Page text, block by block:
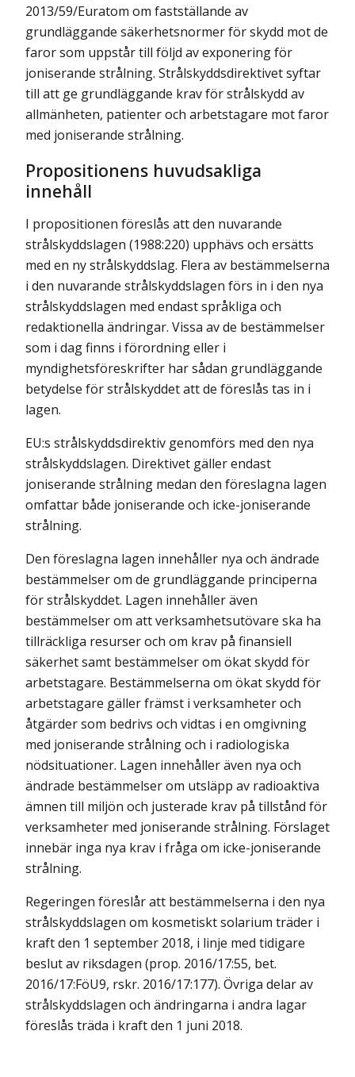
2013/59/Euratom om fastställande av
grundläggande säkerhetsnormer för skydd mot de
faror som uppstår till följd av exponering för
joniserande strålning. Strålskyddsdirektivet syftar
till att ge grundläggande krav för strålskydd av
allmänheten, patienter och arbetstagare mot faror
med joniserande strålning.
Propositionens huvudsakliga
innehåll
I propositionen föreslås att den nuvarande
strålskyddslagen (1988:220) upphävs och ersätts
med en ny strålskyddslag. Flera av bestämmelserna
i den nuvarande strålskyddslagen förs in i den nya
strålskyddslagen med endast språkliga och
redaktionella ändringar. Vissa av de bestämmelser
som i dag finns i förordning eller i
myndighetsföreskrifter har sådan grundläggande
betydelse för strålskyddet att de föreslås tas in i
lagen.
EU:s strålskyddsdirektiv genomförs med den nya
strålskyddslagen. Direktivet gäller endast
joniserande strålning medan den föreslagna lagen
omfattar både joniserande och icke-joniserande
strålning.
Den föreslagna lagen innehåller nya och ändrade
bestämmelser om de grundläggande principerna
för strålskyddet. Lagen innehåller även
bestämmelser om att verksamhetsutövare ska ha
tillräckliga resurser och om krav på finansiell
säkerhet samt bestämmelser om ökat skydd för
arbetstagare. Bestämmelserna om ökat skydd för
arbetstagare gäller främst i verksamheter och
åtgärder som bedrivs och vidtas i en omgivning
med joniserande strålning och i radiologiska
nödsituationer. Lagen innehåller även nya och
ändrade bestämmelser om utsläpp av radioaktiva
ämnen till miljön och justerade krav på tillstånd för
verksamheter med joniserande strålning. Förslaget
innebär inga nya krav i fråga om icke-joniserande
strålning.
Regeringen föreslår att bestämmelserna i den nya
strålskyddslagen om kosmetiskt solarium träder i
kraft den 1 september 2018, i linje med tidigare
beslut av riksdagen (prop. 2016/17:55, bet.
2016/17:FöU9, rskr. 2016/17:177). Övriga delar av
strålskyddslagen och ändringarna i andra lagar
föreslås träda i kraft den 1 juni 2018.